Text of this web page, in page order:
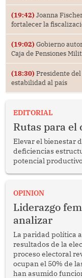
(19:42) Joanna
fortalecer la
(19:02) Gobierno
Caja de Pensiones
(18:30) Presidente
estabilidad al país
EDITORIAL
Rutas para el
Elevar el bienestar
deficiencias
potencial
OPINION
Liderazgo
analizar
La paridad política
resultados de la
proceso electoral
ocupan el 50% de
han asumido